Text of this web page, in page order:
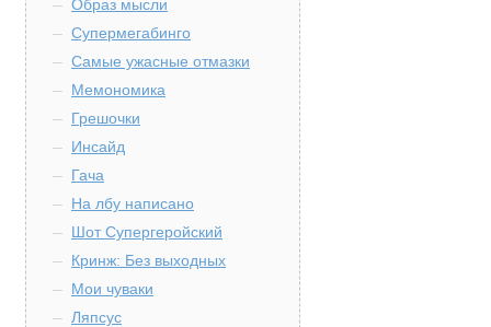
Образ мысли
Супермегабинго
Самые ужасные отмазки
Мемономика
Грешочки
Инсайд
Гача
На лбу написано
Шот Супергеройский
Кринж: Без выходных
Мои чуваки
Ляпсус